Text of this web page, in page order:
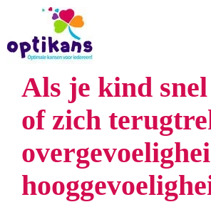
de
inhoud
Als je kind
of zich